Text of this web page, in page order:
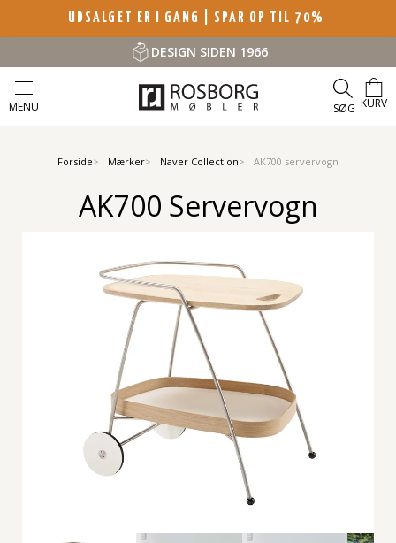
UDSALGET ER I GANG | SPAR OP TIL 70%
DESIGN SIDEN 1966
MENU SØG KURV
Forside Mærker Naver Collection AK700 servervogn
AK700 Servervogn